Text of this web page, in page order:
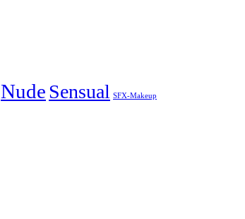
NudeSensual SFX-Makeup